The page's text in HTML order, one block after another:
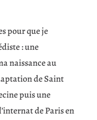
pour que je
: une
naissance au
de Saint
puis une
de Paris en